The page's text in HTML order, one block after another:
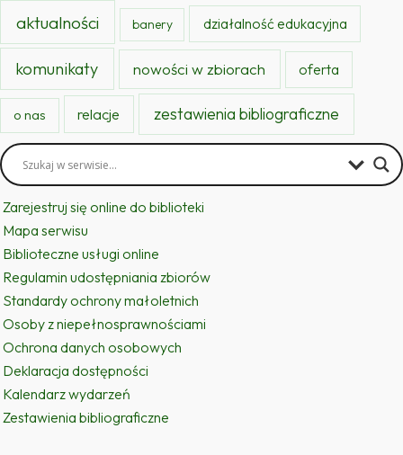
aktualności banery działalność edukacyjna
komunikaty nowości w zbiorach oferta
o nas relacje zestawienia bibliograficzne
Zarejestruj się online do biblioteki
Mapa serwisu
Biblioteczne usługi online
Regulamin udostępniania zbiorów
Standardy ochrony małoletnich
Osoby z niepełnosprawnościami
Ochrona danych osobowych
Deklaracja dostępności
Kalendarz wydarzeń
Zestawienia bibliograficzne